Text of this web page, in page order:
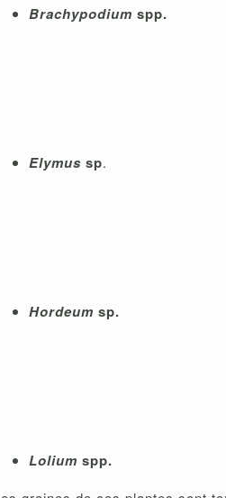
Brachypodium spp.
Elymus sp.
Hordeum sp.
Lolium spp.